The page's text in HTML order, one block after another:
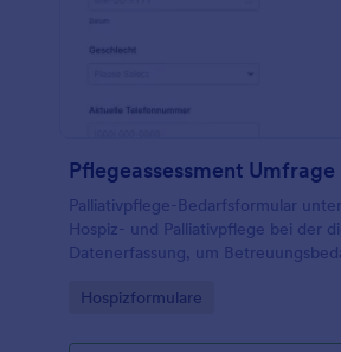
Pflegeassessment Umfrage
Palliativpflege-Bedarfsformular
Hospiz- und Palliativpflege bei der
Datenerfassung, um
die Versorgung besser zu planen.
Go to Category:
Hospizformulare